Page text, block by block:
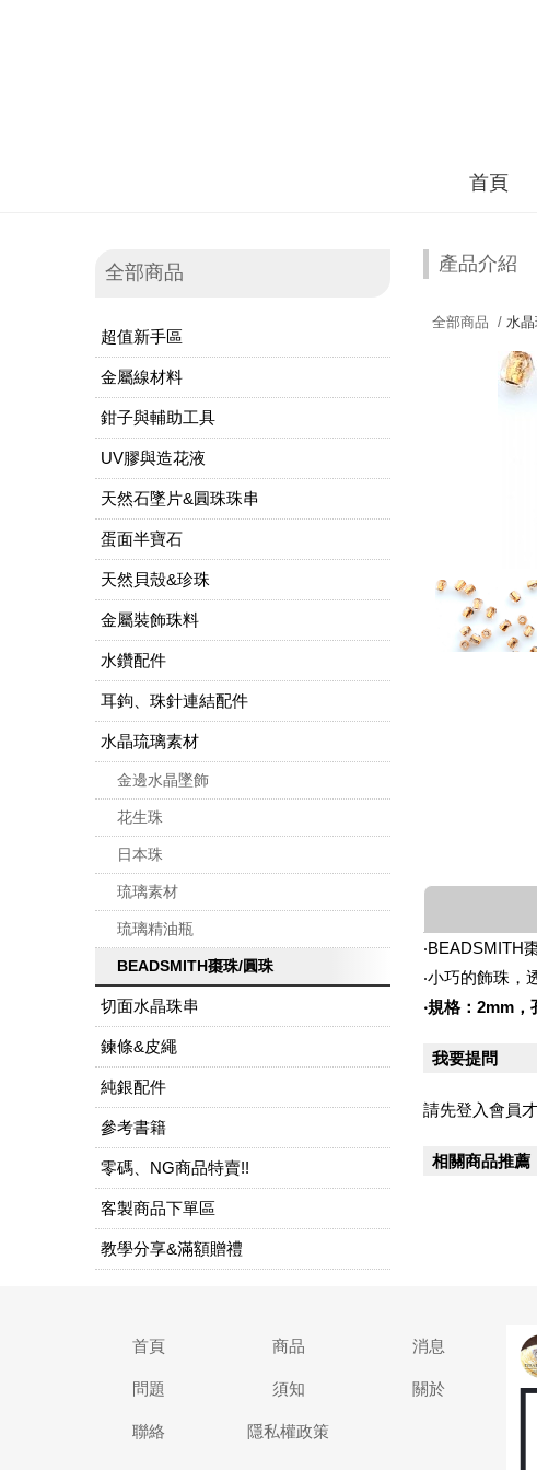
首頁
全部商品
超值新手區
金屬線材料
鉗子與輔助工具
UV膠與造花液
天然石墜片&圓珠珠串
蛋面半寶石
天然貝殼&珍珠
金屬裝飾珠料
水鑽配件
耳鉤、珠針連結配件
水晶琉璃素材
金邊水晶墜飾
花生珠
日本珠
琉璃素材
琉璃精油瓶
BEADSMITH棗珠/圓珠
切面水晶珠串
鍊條&皮繩
純銀配件
參考書籍
零碼、NG商品特賣!!
客製商品下單區
教學分享&滿額贈禮
產品介紹
全部商品 / 水
‧BEADSMITH
‧小巧的飾珠，
‧規格：2mm，
我要提問
請先登入會員
相關商品推薦
首頁 商品 消息
問題 須知 關於
聯絡 隱私權政策